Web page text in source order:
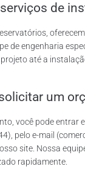
de
de engenharia
até a
um
você pode entrar
pelo e-mail
site. Nossa
rapidamente.